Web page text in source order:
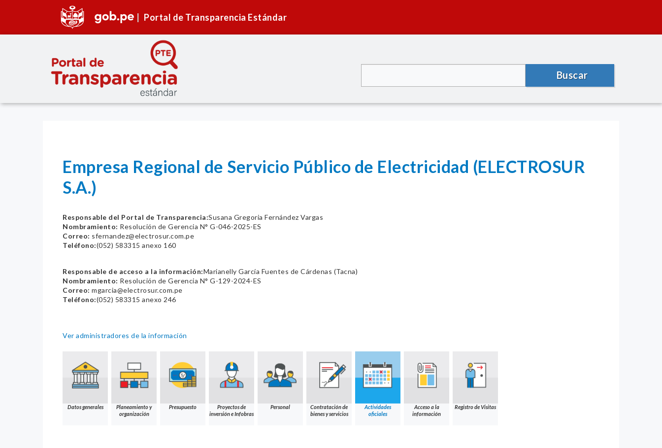
Portal de Transparencia Estándar
Buscar
Empresa Regional de Servicio Público de Electricidad (ELECTROSUR
S.A.)
Responsable del Portal de Transparencia:Susana Gregoria Fernández Vargas
Nombramiento: Resolución de Gerencia N° G-046-2025-ES
Correo: sfernandez@electrosur.com.pe
Teléfono:(052) 583315 anexo 160
Responsable de acceso a la información:Marianelly García Fuentes de Cárdenas (Tacna)
Nombramiento: Resolución de Gerencia N° G-129-2024-ES
Correo: mgarcia@electrosur.com.pe
Teléfono:(052) 583315 anexo 246
Ver administradores de la información
Datos generales
Planeamiento y
organización
Presupuesto
Proyectos de
inversión e Infobras
Personal
Contratación de
bienes y servicios
Actividades
oficiales
Acceso a la
información
Registro de Visitas